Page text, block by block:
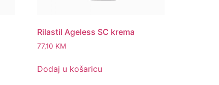
Rilastil Ageless SC krema
77,10 KM
Dodaj u košaricu